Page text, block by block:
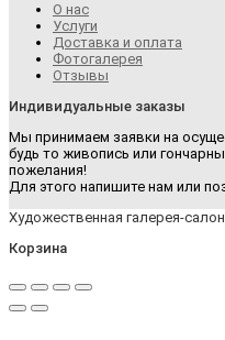
О нас
Услуги
Доставка и оплата
Фотогалерея
Отзывы
Индивидуальные заказы
Мы принимаем заявки на
будь то живопись или
пожелания!
Для этого напишите нам или
Художественная галерея-
Корзина